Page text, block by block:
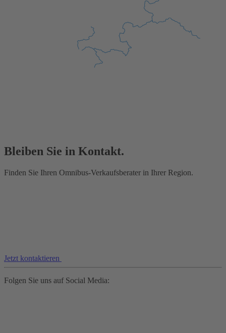
Bleiben Sie in Kontakt.
Finden Sie Ihren Omnibus-Verkaufsberater in Ihrer Region.
Jetzt kontaktieren
Folgen Sie uns auf Social Media: